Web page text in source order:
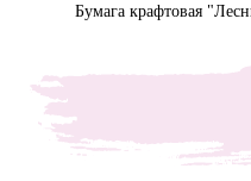
О нас
Бумага крафтовая